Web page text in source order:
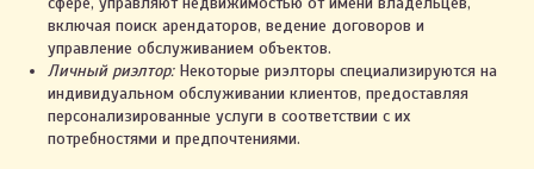
включая поиск арендаторов, ведение договоров и
управление обслуживанием объектов.
Личный риэлтор: Некоторые риэлторы специализируются на
индивидуальном обслуживании клиентов, предоставляя
персонализированные услуги в соответствии с их
потребностями и предпочтениями.